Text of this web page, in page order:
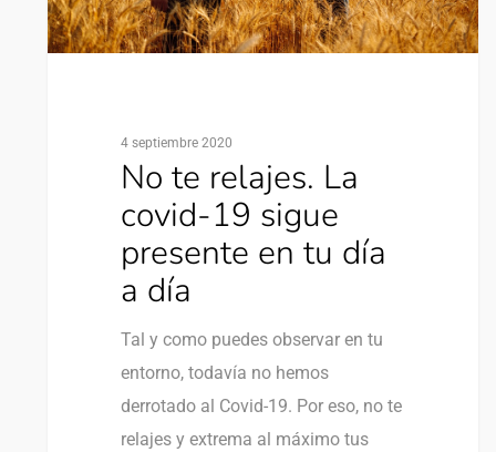
4 septiembre 2020
No te relajes. La
covid-19 sigue
presente en tu día
a día
Tal y como puedes observar en tu
entorno, todavía no hemos
derrotado al Covid-19. Por eso, no te
relajes y extrema al máximo tus